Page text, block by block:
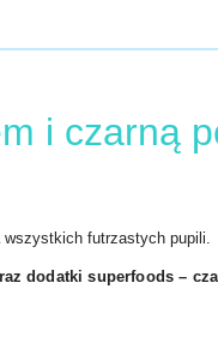
i czarną
wszystkich futrzastych pupili.
dodatki superfoods –